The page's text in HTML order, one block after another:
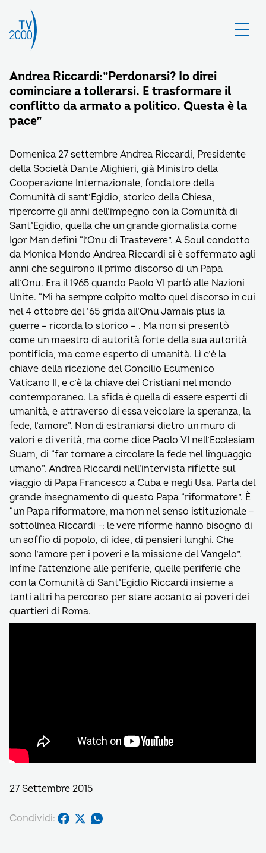
Andrea Riccardi:”Perdonarsi? Io direi
cominciare a tollerarsi. E trasformare il
conflitto da armato a politico. Questa è la
pace”
Domenica 27 settembre Andrea Riccardi, Presidente
della Società Dante Alighieri, già Ministro della
Cooperazione Internazionale, fondatore della
Comunità di sant’Egidio, storico della Chiesa,
ripercorre gli anni dell’impegno con la Comunità di
Sant’Egidio, quella che un grande giornalista come
Igor Man definì “l’Onu di Trastevere”. A Soul condotto
da Monica Mondo Andrea Riccardi si è soffermato agli
anni che seguirono il primo discorso di un Papa
all’Onu. Era il 1965 quando Paolo VI parlò alle Nazioni
Unite. “Mi ha sempre colpito molto quel discorso in cui
nel 4 ottobre del ’65 grida all’Onu Jamais plus la
guerre – ricorda lo storico – . Ma non si presentò
come un maestro di autorità forte della sua autorità
pontificia, ma come esperto di umanità. Lì c’è la
chiave della ricezione del Concilio Ecumenico
Vaticano II, e c’è la chiave dei Cristiani nel mondo
contemporaneo. La sfida è quella di essere esperti di
umanità, e attraverso di essa veicolare la speranza, la
fede, l’amore”. Non di estraniarsi dietro un muro di
valori e di verità, ma come dice Paolo VI nell’Ecclesiam
Suam, di “far tornare a circolare la fede nel linguaggio
umano”. Andrea Riccardi nell’intervista riflette sul
viaggio di Papa Francesco a Cuba e negli Usa. Parla del
grande insegnamento di questo Papa “riformatore”. È
“un Papa riformatore, ma non nel senso istituzionale –
sottolinea Riccardi -: le vere riforme hanno bisogno di
un soffio di popolo, di idee, di pensieri lunghi. Che
sono l’amore per i poveri e la missione del Vangelo”.
Infine l’attenzione alle periferie, quelle periferie che
con la Comunità di Sant’Egidio Riccardi insieme a
tanti altri ha percorso per stare accanto ai poveri dei
quartieri di Roma.
27 Settembre 2015
Condividi: